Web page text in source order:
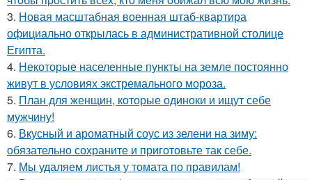
3. Новая масштабная военная штаб-квартира
официально открылась в административной столице
Египта.
4. Некоторые населенные пункты на земле постоянно
живут в условиях экстремального мороза.
5. План для женщин, которые одиноки и ищут себе
мужчину!
6. Вкусный и ароматный соус из зелени на зиму:
обязательно сохраните и приготовьте так себе.
7. Мы удаляем листья у томата по правилам!